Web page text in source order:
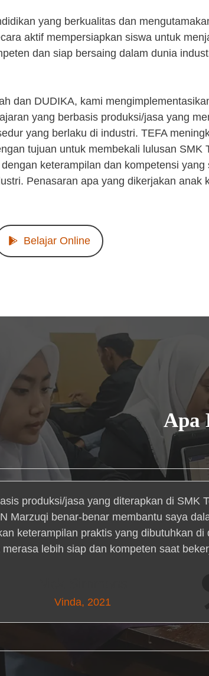
yang berkualitas dan
aktif mempersiapkan siswa untuk
dan siap bersaing dalam dunia
dan DUDIKA, kami
yang berbasis produksi/jasa yang
yang berlaku di industri. TEFA
tujuan untuk membekali lulusan SMK
keterampilan dan kompetensi yang
Penasaran apa yang dikerjakan anak
Belajar Online
Apa
produksi/jasa yang diterapkan di SMK
Marzuqi benar-benar membantu saya
keterampilan praktis yang dibutuhkan di
lebih siap dan kompeten saat
Vinda, 2021